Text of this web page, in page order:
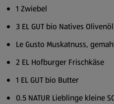
1 Zwiebel
3 EL GUT bio Natives
Le Gusto Muskatnuss,
2 EL Hofburger Frischkäse
1 EL GUT bio Butter
0.5 NATUR Lieblinge kleine